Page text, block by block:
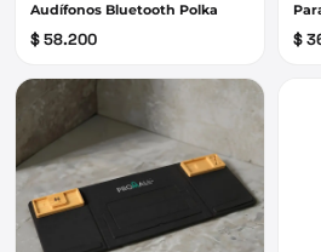
Audífonos Bluetooth Polka
$ 58.200 $